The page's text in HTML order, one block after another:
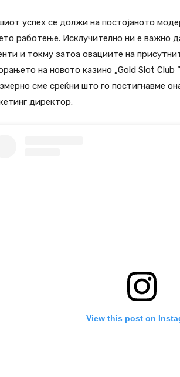
успех се должи на постојаното
работење. Исклучително ни е важно
и токму затоа овациите на
на новото казино „Gold Slot Club
сме среќни што го постигнавме
директор.
View this post on